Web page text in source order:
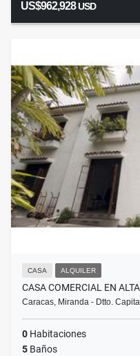
US$962,928USD
CASA ALQUILER
CASA COMERCIAL EN
Caracas, Miranda - Dtto.
0 Habitaciones
5 Baños